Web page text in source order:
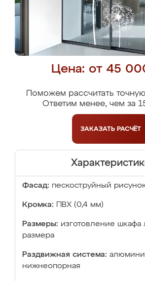
Цена: от 45
Поможем рассчитать
Ответим менее, чем за
ЗАКАЗАТЬ РАСЧЁТ
Фасад: пескоструйный
Кромка: ПВХ (0,4 мм)
Размеры: изготовление шкафа
размера
Раздвижная система:
нижнеопорная